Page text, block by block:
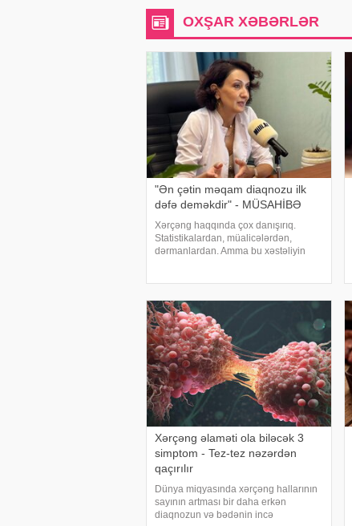
OXŞAR XƏBƏRLƏR
"Ən çətin məqam diaqnozu ilk
dəfə deməkdir" - MÜSAHİBƏ
Xərçəng haqqında çox danışırıq.
Statistikalardan, müalicələrdən,
dərmanlardan. Amma bu xəstəliyin
Elə buna gör
Xərçəng əlaməti ola biləcək 3
simptom - Tez-tez nəzərdən
qaçırılır
Dünya miqyasında xərçəng hallarının
sayının artması bir daha erkən
diaqnozun və bədənin incə